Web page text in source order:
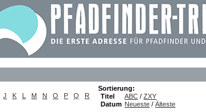
J K L M N O P Q
R
Sortierung:
Titel
ABC /ZXY
Datum Neueste /Älteste